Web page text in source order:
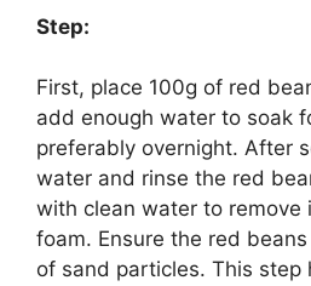
Step:
First, place 100g of red
add enough water to soak
preferably overnight. After
water and rinse the red
with clean water to remove
foam. Ensure the red
of sand particles. This step